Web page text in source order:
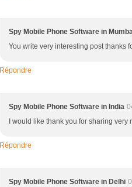
Spy Mobile Phone Software in
You write very interesting post thanks
Répondre
Spy Mobile Phone Software in India
I would like thank you for sharing very
Répondre
Spy Mobile Phone Software in Delhi